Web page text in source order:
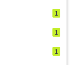
1
1
1